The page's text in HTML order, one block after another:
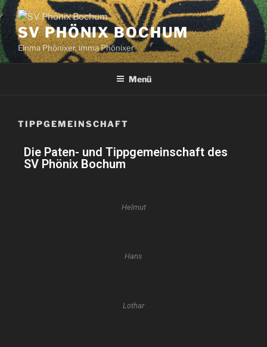
SV PHÖNIX BOCHUM
Einma Phönixer, imma Phönixer
Menü
TIPPGEMEINSCHAFT
Die Paten- und Tippgemeinschaft des
SV Phönix Bochum
Helmut
Hans
Lothar